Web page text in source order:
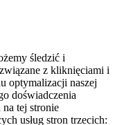
śledzić i
z kliknięciami i
optymalizacji naszej
doświadczenia
tej stronie
usług stron trzecich: